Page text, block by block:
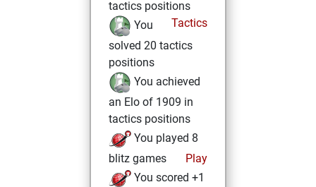
tactics positions
Tactics
You
solved 20 tactics
positions
You achieved
an Elo of 1909 in
tactics positions
You played 8
blitz games
Play
You scored +1